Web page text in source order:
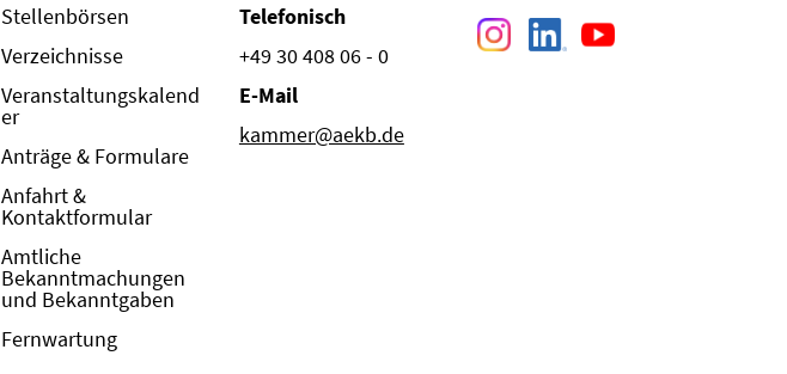
Stellenbörsen
Verzeichnisse
Veranstaltungskalend
er
Anträge & Formulare
Anfahrt &
Kontaktformular
Amtliche
Bekanntmachungen
und Bekanntgaben
Fernwartung
Telefonisch
+49 30 408 06 - 0
E-Mail
kammer@aekb.de